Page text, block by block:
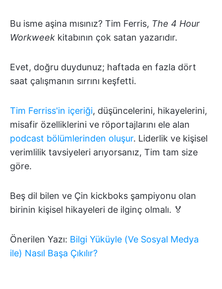
Bu isme aşina mısınız? Tim Ferris, The 4 Hour
Workweek kitabının çok satan yazarıdır.
Evet, doğru duydunuz; haftada en fazla dört
saat çalışmanın sırrını keşfetti.
Tim Ferriss'in içeriği, düşüncelerini, hikayelerini,
misafir özelliklerini ve röportajlarını ele alan
podcast bölümlerinden oluşur. Liderlik ve kişisel
verimlilik tavsiyeleri arıyorsanız, Tim tam size
göre.
Beş dil bilen ve Çin kickboks şampiyonu olan
birinin kişisel hikayeleri de ilginç olmalı. 🏅
Önerilen Yazı: Bilgi Yüküyle (Ve Sosyal Medya
ile) Nasıl Başa Çıkılır?